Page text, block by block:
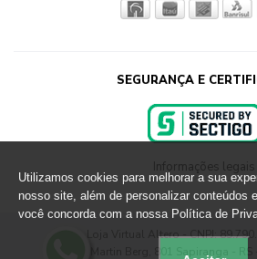
SEGURANÇA E
Informações legais
Loja Virtual Altero - CNPJ:
Utilizamos cookies para melhorar a sua
nosso site, além de personalizar conteúdos
você concorda com a nossa Política de